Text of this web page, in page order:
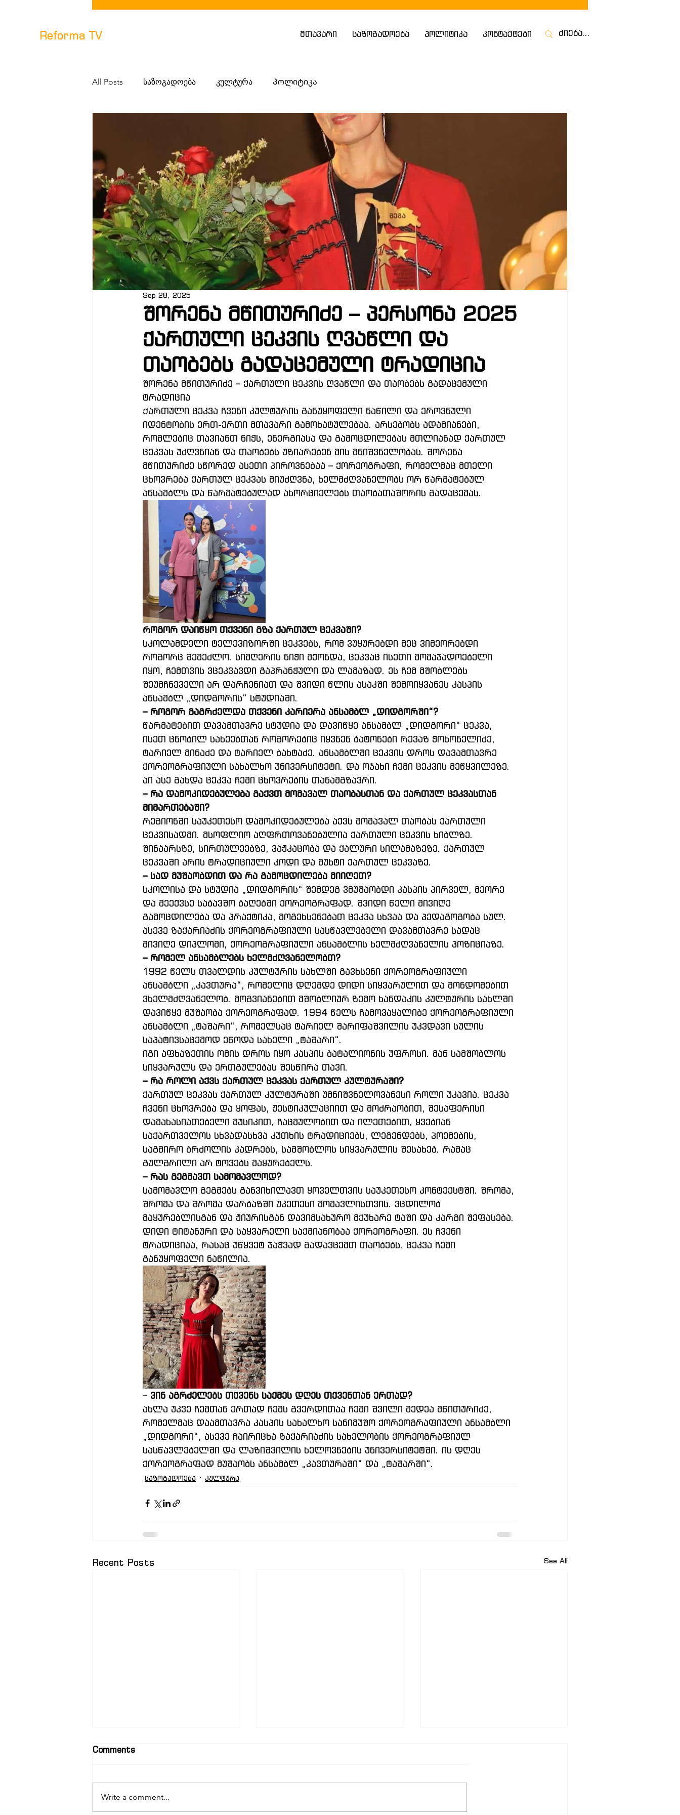
Reforma TV მთავარი საზოგადოება პოლიტიკა კონტაქტები
All Posts საზოგადოება კულტურა Პოლიტიკა
შორენა მწითურიძე – პერსონა 2025
ქართული ცეკვის ღვაწლი და
თაობებს გადაცემული ტრადიცია
Sep 28, 2025
შორენა მწითურიძე – ქართული ცეკვის ღვაწლი და თაობებს გადაცემული
ტრადიცია
Ქართული ცეკვა ჩვენი კულტურის განუყოფელი ნაწილი და ეროვნული
იდენტობის ერთ-ერთი მთავარი გამოხატულებაა. არსებობს ადამიანები,
რომლებიც თავიანთ ნიჭს, ენერგიასა და გამოცდილებას მთლიანად ქართულ
ცეკვას უძღვნიან და თაობებს უზიარებენ მის მნიშვნელობას. შორენა
მწითურიძე სწორედ ასეთი პიროვნებაა – ქორეოგრაფი, რომელმაც მთელი
ცხოვრება ქართულ ცეკვას მიუძღვნა, ხელმძღვანელობს ორ წარმატებულ
ანსამბლს და წარმატებულად ახორციელებს თაობათაშორის გადაცემას.
Როგორ დაიწყო თქვენი გზა ქართულ ცეკვაში?
სკოლამდელი ტელევიზორში ცეკვებს, რომ ვუყურებდი მეც ვიმეორებდი
როგორც შემეძლო. სიმღერის ნიჭი მქონდა, ცეკვაც ისეთი მომაჯადოებელი
იყო, ჩემთვის ვცეკვავდი გაპრანჭული და ლამაზად. ეს ჩემ მშობლებს
შეუმჩნეველი არ დარჩენიათ და შვიდი წლის ასაკში შემოიყვანეს კასპის
ანსამბლ „დიდგორის“ სტუდიაში.
– როგორ გაგრძელდა თქვენი კარიერა ანსამბლ „დიდგორში“?
წარმატებით დავამთავრე სტუდია და დავიწყე ანსამბლ „დიდგორი“ ცეკვა,
ისეთ ცნობილ სახეებთან როგორებიც იყვნენ ბატონები რევაზ ჭოხონელიძე,
ტარიელ მინაძე და ტარიელ ბახტაძე. ანსამბლში ცეკვის დროს დავამთავრე
ქორეოგრაფიული სახალხო უნივერსიტეტი. და ოჯახი ჩემი ცეკვის მეწყვილეზე.
აი ასე გახდა ცეკვა ჩემი ცხოვრების თანამგზავრი.
– რა დამოკიდებულება გაქვთ მომავალ თაობასთან და ქართულ ცეკვასთან
მიმართებაში?
რეგიონში საუკეთესო დამოკიდებულება აქვს მომავალ თაობას ქართული
ცეკვისადმი. მსოფლიო აღფრთოვანებულია ქართული ცეკვის ხიბლზე.
შინაარსზე, სირთულეებზე, ვაჟკაცობა და ქალური სილამაზეზე. ქართულ
ცეკვაში არის ტრადიციული კოდი და მუხტი ქართულ ცეკვაზე.
– სად მუშაობდით და რა გამოცდილება მიიღეთ?
სკოლისა და სტუდია „დიდგორის“ შემდეგ ვმუშაობდი კასპის პირველ, მეორე
და მეექვსე საბავშო ბაღებში ქორეოგრაფად. შვიდი წელი მივიღე
გამოცდილება და პრაქტიკა, მოგეხსენებათ ცეკვა სხვაა და პედაგოგობა სულ.
ასევე ზაქარიაძის ქორეოგრაფიული სასწავლებელი დავამთავრე სადაც
მივიღე დიპლომი, ქორეოგრაფიული ანსამბლის ხელმძღვანელის პოზიციაზე.
– რომელ ანსამბლებს ხელმძღვანელობთ?
1992 წელს თვალდის კულტურის სახლში გავხსენი ქორეოგრაფიული
ანსამბლი „კავთურა“, რომელიც დღემდე დიდი სიყვარულით და მონდომებით
ვხელმძღვანელობ. მოგვიანებით მშობლიურ ზემო ხანდაკის კულტურის სახლში
დავიწყე მუშაობა ქორეოგრაფად. 1994 წელს ჩამოვაყალიბე ქორეოგრაფიული
ანსამბლი „ტაშარი“, რომელსაც ტარიელ შარიფაშვილის უკვდავი სულის
საპატივსაცემოდ ეწოდა სახელი „ტაშარი“.
იგი აფხაზეთის ომის დროს იყო კასპის ბატალიონის უფროსი. მან სამშობლოს
სიყვარულს და ერთგულებას შესწირა თავი.
– რა როლი აქვს ქართულ ცეკვას ქართულ კულტურაში?
ქართულ ცეკვას ქართულ კულტურაში უმნიშვნელოვანესი როლი უკავია. ცეკვა
ჩვენი ცხოვრება და ყოფას, ჟესტიკულაციით და მოძრაობით, შესაფერისი
დამახასიათებელი მუსიკით, ჩაცმულობით და ილეთებით, ყვებიან
საქართველოს სხვადასხვა კუთხის ტრადიციებს, ლეგენდებს, პოემების,
საგმირო ბრძოლის კადრებს, სამშობლოს სიყვარულის შესახებ. რამაც
გულგრილი არ ტოვებს მაყურებელს.
– რას გეგმავთ სამომავლოდ?
სამომავლო გეგმებს განვიხილავთ ყოველთვის საუკეთესო კონტექსტში. შრომა,
შრომა და შრომა დარბაზში უკეთესი მომავლისთვის. ვცდილობ
მაყურებლისგან და ჟიურისგან დავიმსახურო მქუხარე ტაში და კარგი შეფასება.
დიდი ტიტანური და საყვარელი საქმიანობაა ქორეოგრაფი. ეს ჩვენი
ტრადიციაა, რასაც უწყვეტ ჯაჭვად გადავცემთ თაობებს. ცეკვა ჩემი
განუყოფელი ნაწილია.
– ვინ აგრძელებს თქვენს საქმეს დღეს თქვენთან ერთად?
ახლა უკვე ჩემთან ერთად ჩემს გვერდითაა ჩემი შვილი მედეა მწითურიძე,
რომელმაც დაამთავრა კასპის სახალხო სანიმუშო ქორეოგრაფიული ანსამბლი
„დიდგორი“, ასევე ჩაირიცხა ზაქარიაძის სახელობის ქორეოგრაფიულ
სასწავლებელში და ლაზიშვილის ხელოვნების უნივერსიტეტში. ის დღეს
ქორეოგრაფად მუშაობს ანსამბლ „კავთურაში“ და „ტაშარში“.
საზოგადოება კულტურა
Recent Posts See All
Comments
Write a comment...